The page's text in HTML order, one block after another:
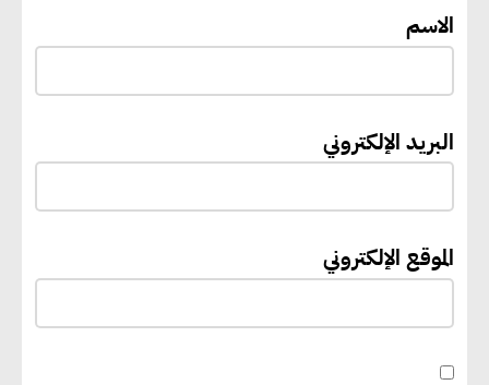
الاسم
البريد الإلكتروني
الموقع الإلكتروني
يعمل على تطوير موقعه الإلكتروني
حوكمة ملف الإعاقة في مصر
مليون جنيه إسترليني لدعم توسع
المتجددة